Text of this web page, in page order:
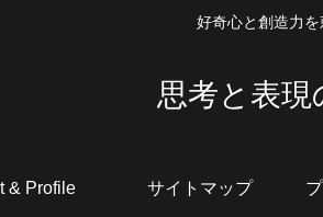
好奇心と創造力を
思考と表現
& Profile サイトマップ